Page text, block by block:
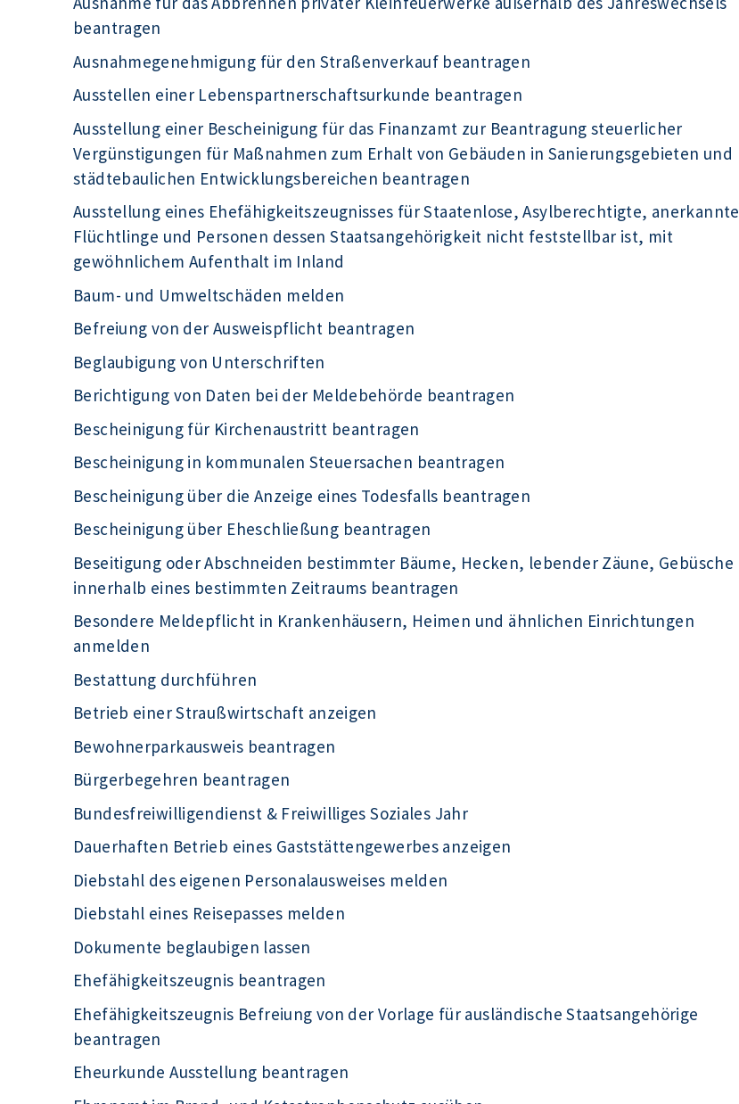
beantragen
Ausnahmegenehmigung für den Straßenverkauf beantragen
Ausstellen einer Lebenspartnerschaftsurkunde beantragen
Ausstellung einer Bescheinigung für das Finanzamt zur Beantragung steuerlicher
Vergünstigungen für Maßnahmen zum Erhalt von Gebäuden in Sanierungsgebieten und
städtebaulichen Entwicklungsbereichen beantragen
Ausstellung eines Ehefähigkeitszeugnisses für Staatenlose, Asylberechtigte, anerkannte
Flüchtlinge und Personen dessen Staatsangehörigkeit nicht feststellbar ist, mit
gewöhnlichem Aufenthalt im Inland
Baum- und Umweltschäden melden
Befreiung von der Ausweispflicht beantragen
Beglaubigung von Unterschriften
Berichtigung von Daten bei der Meldebehörde beantragen
Bescheinigung für Kirchenaustritt beantragen
Bescheinigung in kommunalen Steuersachen beantragen
Bescheinigung über die Anzeige eines Todesfalls beantragen
Bescheinigung über Eheschließung beantragen
Beseitigung oder Abschneiden bestimmter Bäume, Hecken, lebender Zäune, Gebüsche
innerhalb eines bestimmten Zeitraums beantragen
Besondere Meldepflicht in Krankenhäusern, Heimen und ähnlichen Einrichtungen
anmelden
Bestattung durchführen
Betrieb einer Straußwirtschaft anzeigen
Bewohnerparkausweis beantragen
Bürgerbegehren beantragen
Bundesfreiwilligendienst & Freiwilliges Soziales Jahr
Dauerhaften Betrieb eines Gaststättengewerbes anzeigen
Diebstahl des eigenen Personalausweises melden
Diebstahl eines Reisepasses melden
Dokumente beglaubigen lassen
Ehefähigkeitszeugnis beantragen
Ehefähigkeitszeugnis Befreiung von der Vorlage für ausländische Staatsangehörige
beantragen
Eheurkunde Ausstellung beantragen